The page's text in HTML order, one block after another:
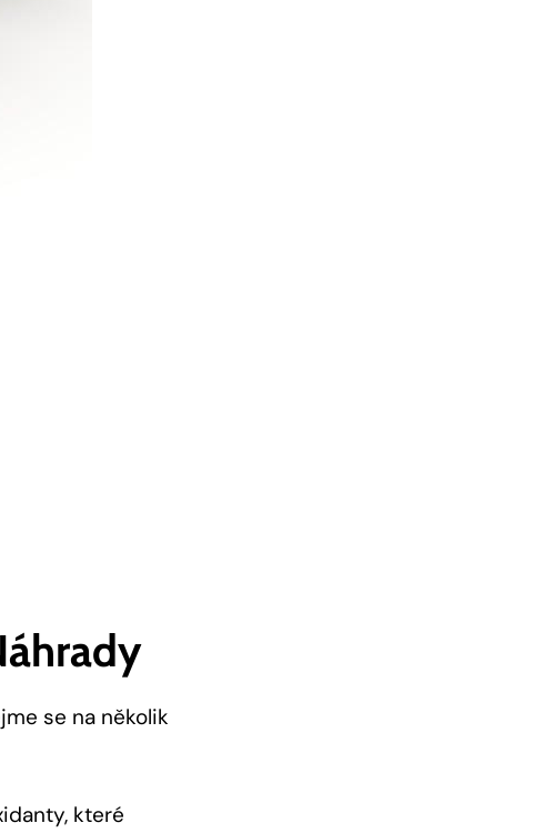
se na několik
které